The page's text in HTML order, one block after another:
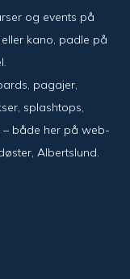
og events på
kano, padle på
pagajer,
splash­tops,
– både her på web­
Alberts­lund.